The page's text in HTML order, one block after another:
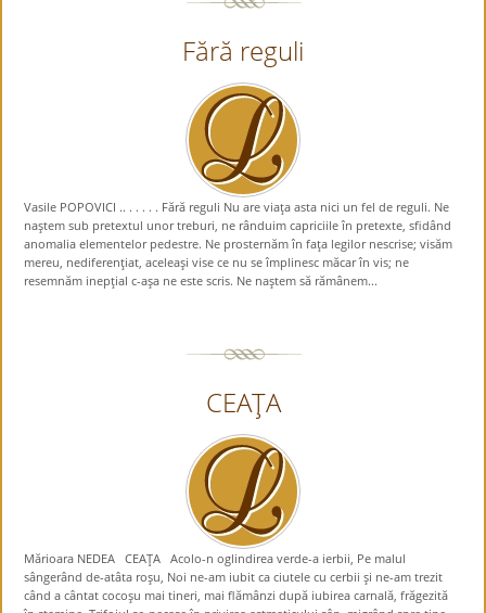
Fără reguli
Vasile POPOVICI .. . . . . . Fără reguli Nu are viaţa asta nici un fel de reguli. Ne
naştem sub pretextul unor treburi, ne rânduim capriciile în pretexte, sfidând
anomalia elementelor pedestre. Ne prosternăm în faţa legilor nescrise; visăm
mereu, nediferenţiat, aceleaşi vise ce nu se împlinesc măcar în vis; ne
resemnăm inepţial c-aşa ne este scris. Ne naştem să rămânem...
CEAŢA
Mărioara NEDEA CEAŢA Acolo-n oglindirea verde-a ierbii, Pe malul
sângerând de-atâta roşu, Noi ne-am iubit ca ciutele cu cerbii şi ne-am trezit
când a cântat cocoşu mai tineri, mai flămânzi după iubirea carnală, frăgezită